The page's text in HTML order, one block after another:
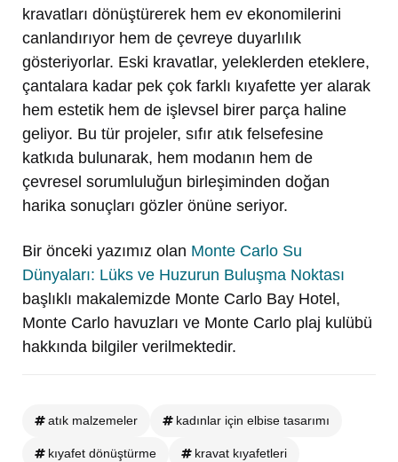
kravatları dönüştürerek hem ev ekonomilerini
canlandırıyor hem de çevreye duyarlılık
gösteriyorlar. Eski kravatlar, yeleklerden eteklere,
çantalara kadar pek çok farklı kıyafette yer alarak
hem estetik hem de işlevsel birer parça haline
geliyor. Bu tür projeler, sıfır atık felsefesine
katkıda bulunarak, hem modanın hem de
çevresel sorumluluğun birleşiminden doğan
harika sonuçları gözler önüne seriyor.
Bir önceki yazımız olan Monte Carlo Su
Dünyaları: Lüks ve Huzurun Buluşma Noktası
başlıklı makalemizde Monte Carlo Bay Hotel,
Monte Carlo havuzları ve Monte Carlo plaj kulübü
hakkında bilgiler verilmektedir.
atık malzemeler kadınlar için elbise tasarımı
kıyafet dönüştürme kravat kıyafetleri